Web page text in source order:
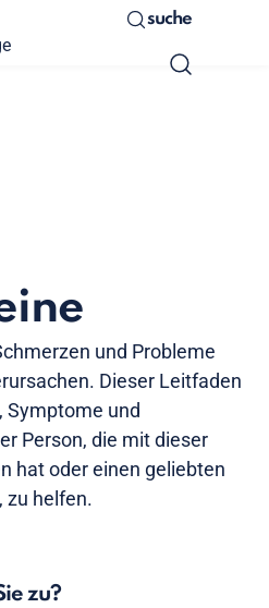
suche
und Probleme
Dieser Leitfaden
Symptome und
Person, die mit dieser
hat oder einen geliebten
zu helfen.
zu?